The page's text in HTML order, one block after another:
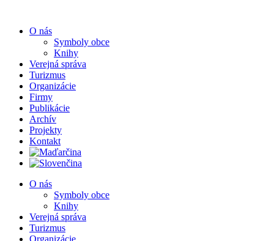
obsah
O nás
Symboly obce
Knihy
Verejná správa
Turizmus
Organizácie
Firmy
Publikácie
Archív
Projekty
Kontakt
O nás
Symboly obce
Knihy
Verejná správa
Turizmus
Organizácie